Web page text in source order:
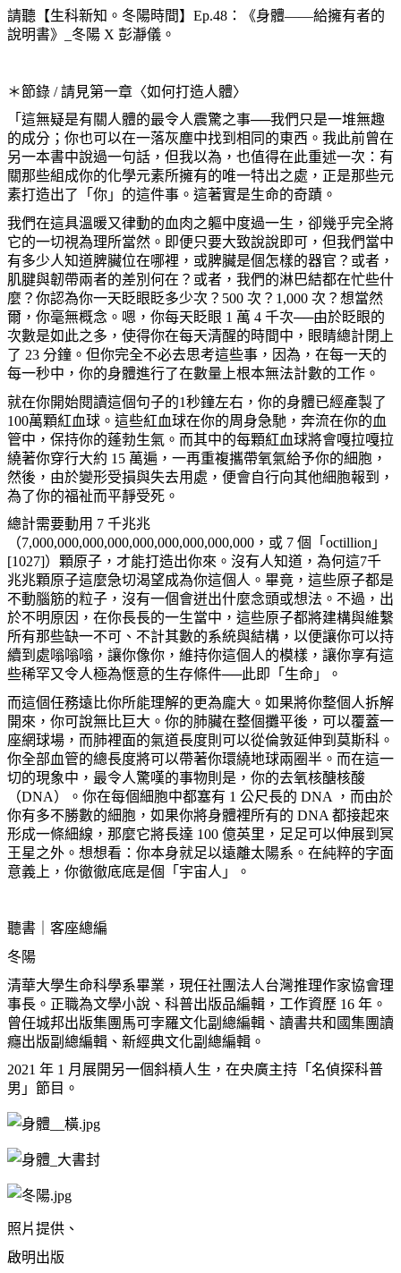
請聽【生科新知。冬陽時間】Ep.48：《身體——給擁有者的
說明書》_冬陽 X 彭瀞儀。
＊節錄 / 請見第一章〈如何打造人體〉
「這無疑是有關人體的最令人震驚之事──我們只是一堆無趣
的成分；你也可以在一落灰塵中找到相同的東西。我此前曾在
另一本書中說過一句話，但我以為，也值得在此重述一次：有
關那些組成你的化學元素所擁有的唯一特出之處，正是那些元
素打造出了「你」的這件事。這著實是生命的奇蹟。
我們在這具溫暖又律動的血肉之軀中度過一生，卻幾乎完全將
它的一切視為理所當然。即便只要大致說說即可，但我們當中
有多少人知道脾臟位在哪裡，或脾臟是個怎樣的器官？或者，
肌腱與韌帶兩者的差別何在？或者，我們的淋巴結都在忙些什
麼？你認為你一天眨眼眨多少次？500 次？1,000 次？想當然
爾，你毫無概念。嗯，你每天眨眼 1 萬 4 千次──由於眨眼的
次數是如此之多，使得你在每天清醒的時間中，眼睛總計閉上
了 23 分鐘。但你完全不必去思考這些事，因為，在每一天的
每一秒中，你的身體進行了在數量上根本無法計數的工作。
就在你開始閱讀這個句子的1秒鐘左右，你的身體已經產製了
100萬顆紅血球。這些紅血球在你的周身急馳，奔流在你的血
管中，保持你的蓬勃生氣。而其中的每顆紅血球將會嘎拉嘎拉
繞著你穿行大約 15 萬遍，一再重複攜帶氧氣給予你的細胞，
然後，由於變形受損與失去用處，便會自行向其他細胞報到，
為了你的福祉而平靜受死。
總計需要動用 7 千兆兆
（7,000,000,000,000,000,000,000,000,000，或 7 個「octillion」
[1027]）顆原子，才能打造出你來。沒有人知道，為何這7千
兆兆顆原子這麼急切渴望成為你這個人。畢竟，這些原子都是
不動腦筋的粒子，沒有一個會迸出什麼念頭或想法。不過，出
於不明原因，在你長長的一生當中，這些原子都將建構與維繫
所有那些缺一不可、不計其數的系統與結構，以便讓你可以持
續到處嗡嗡嗡，讓你像你，維持你這個人的模樣，讓你享有這
些稀罕又令人極為愜意的生存條件──此即「生命」。
而這個任務遠比你所能理解的更為龐大。如果將你整個人拆解
開來，你可說無比巨大。你的肺臟在整個攤平後，可以覆蓋一
座網球場，而肺裡面的氣道長度則可以從倫敦延伸到莫斯科。
你全部血管的總長度將可以帶著你環繞地球兩圈半。而在這一
切的現象中，最令人驚嘆的事物則是，你的去氧核醣核酸
（DNA）。你在每個細胞中都塞有 1 公尺長的 DNA ，而由於
你有多不勝數的細胞，如果你將身體裡所有的 DNA 都接起來
形成一條細線，那麼它將長達 100 億英里，足足可以伸展到冥
王星之外。想想看：你本身就足以遠離太陽系。在純粹的字面
意義上，你徹徹底底是個「宇宙人」。
聽書｜客座總編
冬陽
清華大學生命科學系畢業，現任社團法人台灣推理作家協會理
事長。正職為文學小說、科普出版品編輯，工作資歷 16 年。
曾任城邦出版集團馬可孛羅文化副總編輯、讀書共和國集團讀
癮出版副總編輯、新經典文化副總編輯。
2021 年 1 月展開另一個斜槓人生，在央廣主持「名偵探科普
男」節目。
照片提供、
啟明出版